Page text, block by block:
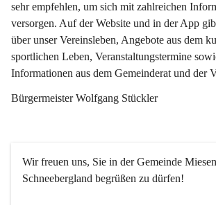
sehr empfehlen, um sich mit zahlreichen
versorgen. Auf der Website und in der App
über unser Vereinsleben, Angebote aus dem
sportlichen Leben, Veranstaltungstermine
Informationen aus dem Gemeinderat und der
Bürgermeister Wolfgang Stückler
Wir freuen uns, Sie in der Gemeinde
Schneebergland begrüßen zu dürfen!